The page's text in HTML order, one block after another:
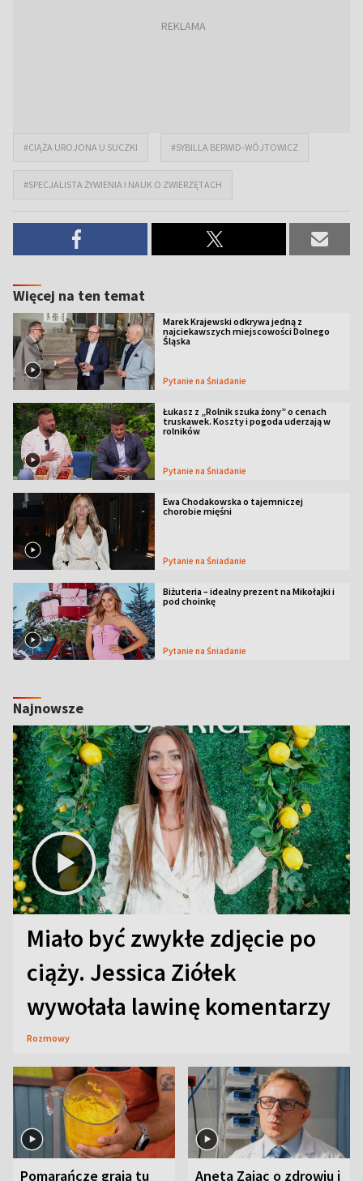
#CIĄŻA UROJONA U SUCZKI #SYBILLA BERWID-WÓJTOWICZ
#SPECJALISTA ŻYWIENIA I NAUK O ZWIERZĘTACH
Więcej na ten temat
Marek Krajewski odkrywa jedną z
najciekawszych miejscowości Dolnego
Śląska
Pytanie na Śniadanie
Łukasz z „Rolnik szuka żony” o cenach
truskawek. Koszty i pogoda uderzają w
rolników
Pytanie na Śniadanie
Ewa Chodakowska o tajemniczej
chorobie mięśni
Pytanie na Śniadanie
Biżuteria – idealny prezent na Mikołajki i
pod choinkę
Pytanie na Śniadanie
Najnowsze
Miało być zwykłe zdjęcie po
ciąży. Jessica Ziółek
wywołała lawinę komentarzy
Rozmowy
Pomarańcze grają tu Aneta Zając o zdrowiu i